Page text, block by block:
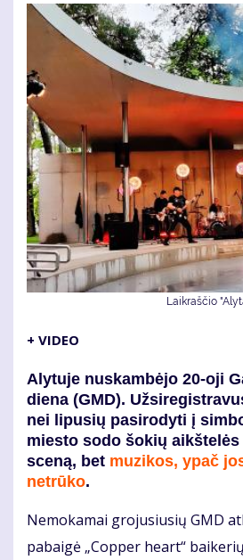
Laikraščio
+ VIDEO
Alytuje nuskambėjo 20-oji
diena (GMD).
nei lipusių pasirodyti į
miesto sodo šokių aikštelės
sceną, bet muzikos, ypač
netrūko.
Nemokamai grojusiusių GMD
pabaigė „Copper heart“